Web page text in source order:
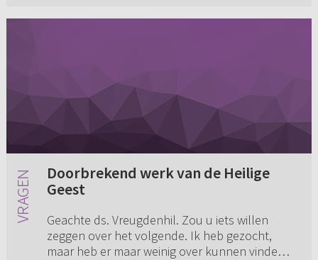
Doorbrekend werk van de Heilige
Geest
Geachte ds. Vreugdenhil. Zou u iets willen
zeggen over het volgende. Ik heb gezocht,
maar heb er maar weinig over kunnen vinden.